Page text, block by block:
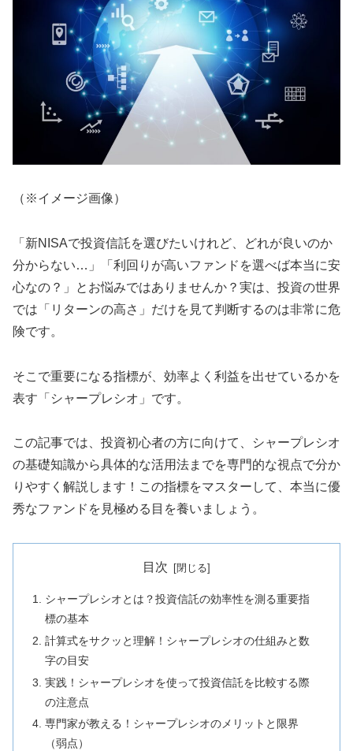
（※イメージ画像）
「新NISAで投資信託を選びたいけれど、どれが良いのか
分からない…」「利回りが高いファンドを選べば本当に安
心なの？」とお悩みではありませんか？実は、投資の世界
では「リターンの高さ」だけを見て判断するのは非常に危
険です。
そこで重要になる指標が、効率よく利益を出せているかを
表す「シャープレシオ」です。
この記事では、投資初心者の方に向けて、シャープレシオ
の基礎知識から具体的な活用法までを専門的な視点で分か
りやすく解説します！この指標をマスターして、本当に優
秀なファンドを見極める目を養いましょう。
目次
シャープレシオとは？投資信託の効率性を測る重要指
標の基本
計算式をサクッと理解！シャープレシオの仕組みと数
字の目安
実践！シャープレシオを使って投資信託を比較する際
の注意点
専門家が教える！シャープレシオのメリットと限界
（弱点）